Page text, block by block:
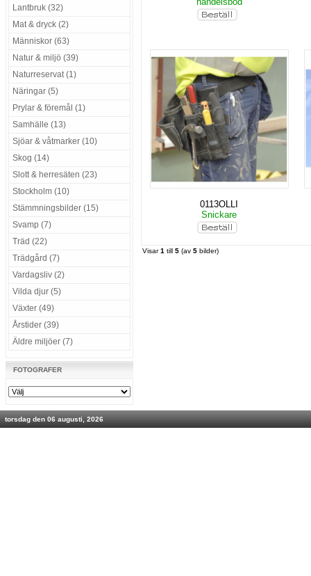
Lantbruk (32)
Mat & dryck (2)
Människor (63)
Natur & miljö (39)
Naturreservat (1)
Näringar (5)
Prylar & föremål (1)
Samhälle (13)
Sjöar & våtmarker (10)
Skog (14)
Slott & herresäten (23)
Stockholm (10)
Stämmningsbilder (15)
Svamp (7)
Träd (22)
Trädgård (7)
Vardagsliv (2)
Vilda djur (5)
Växter (49)
Årstider (39)
Äldre miljöer (7)
FOTOGRAFER
0113OLLI
Snickare
Visar1 till 5 (av 5 bilder)
torsdag den 06 augusti, 2026